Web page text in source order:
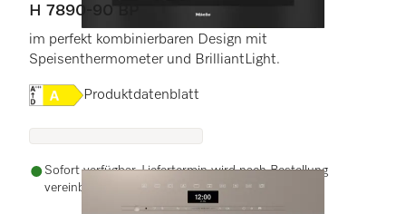
H 7890-90 BP
im perfekt kombinierbaren Design mit
Speisenthermometer und BrilliantLight.
Onlinelabel Image, Energielabel
Produktdatenblatt
Sofort verfügbar. Liefertermin wird nach Bestellung
vereinbart.